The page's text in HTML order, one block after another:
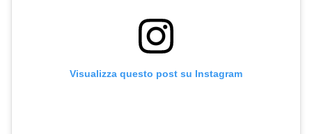
Visualizza questo post su Instagram